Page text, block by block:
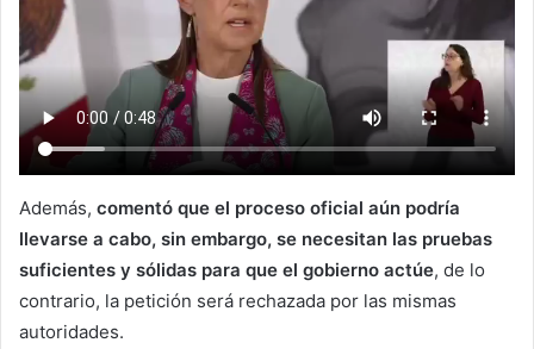
Además, comentó que el proceso oficial aún podría
llevarse a cabo, sin embargo, se necesitan las pruebas
suficientes y sólidas para que el gobierno actúe, de lo
contrario, la petición será rechazada por las mismas
autoridades.